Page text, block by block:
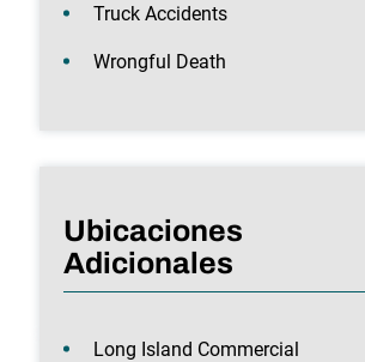
Truck Accidents
Wrongful Death
Ubicaciones
Adicionales
Long Island Commercial